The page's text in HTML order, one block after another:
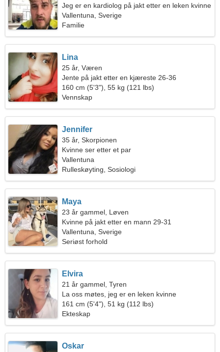
Jeg er en kardiolog på jakt etter en leken kvinne
Vallentuna, Sverige
Familie
Lina
25 år, Væren
Jente på jakt etter en kjæreste 26-36
160 cm (5'3"), 55 kg (121 lbs)
Vennskap
Jennifer
35 år, Skorpionen
Kvinne ser etter et par
Vallentuna
Rulleskøyting, Sosiologi
Maya
23 år gammel, Løven
Kvinne på jakt etter en mann 29-31
Vallentuna, Sverige
Seriøst forhold
Elvira
21 år gammel, Tyren
La oss møtes, jeg er en leken kvinne
161 cm (5'4"), 51 kg (112 lbs)
Ekteskap
Oskar